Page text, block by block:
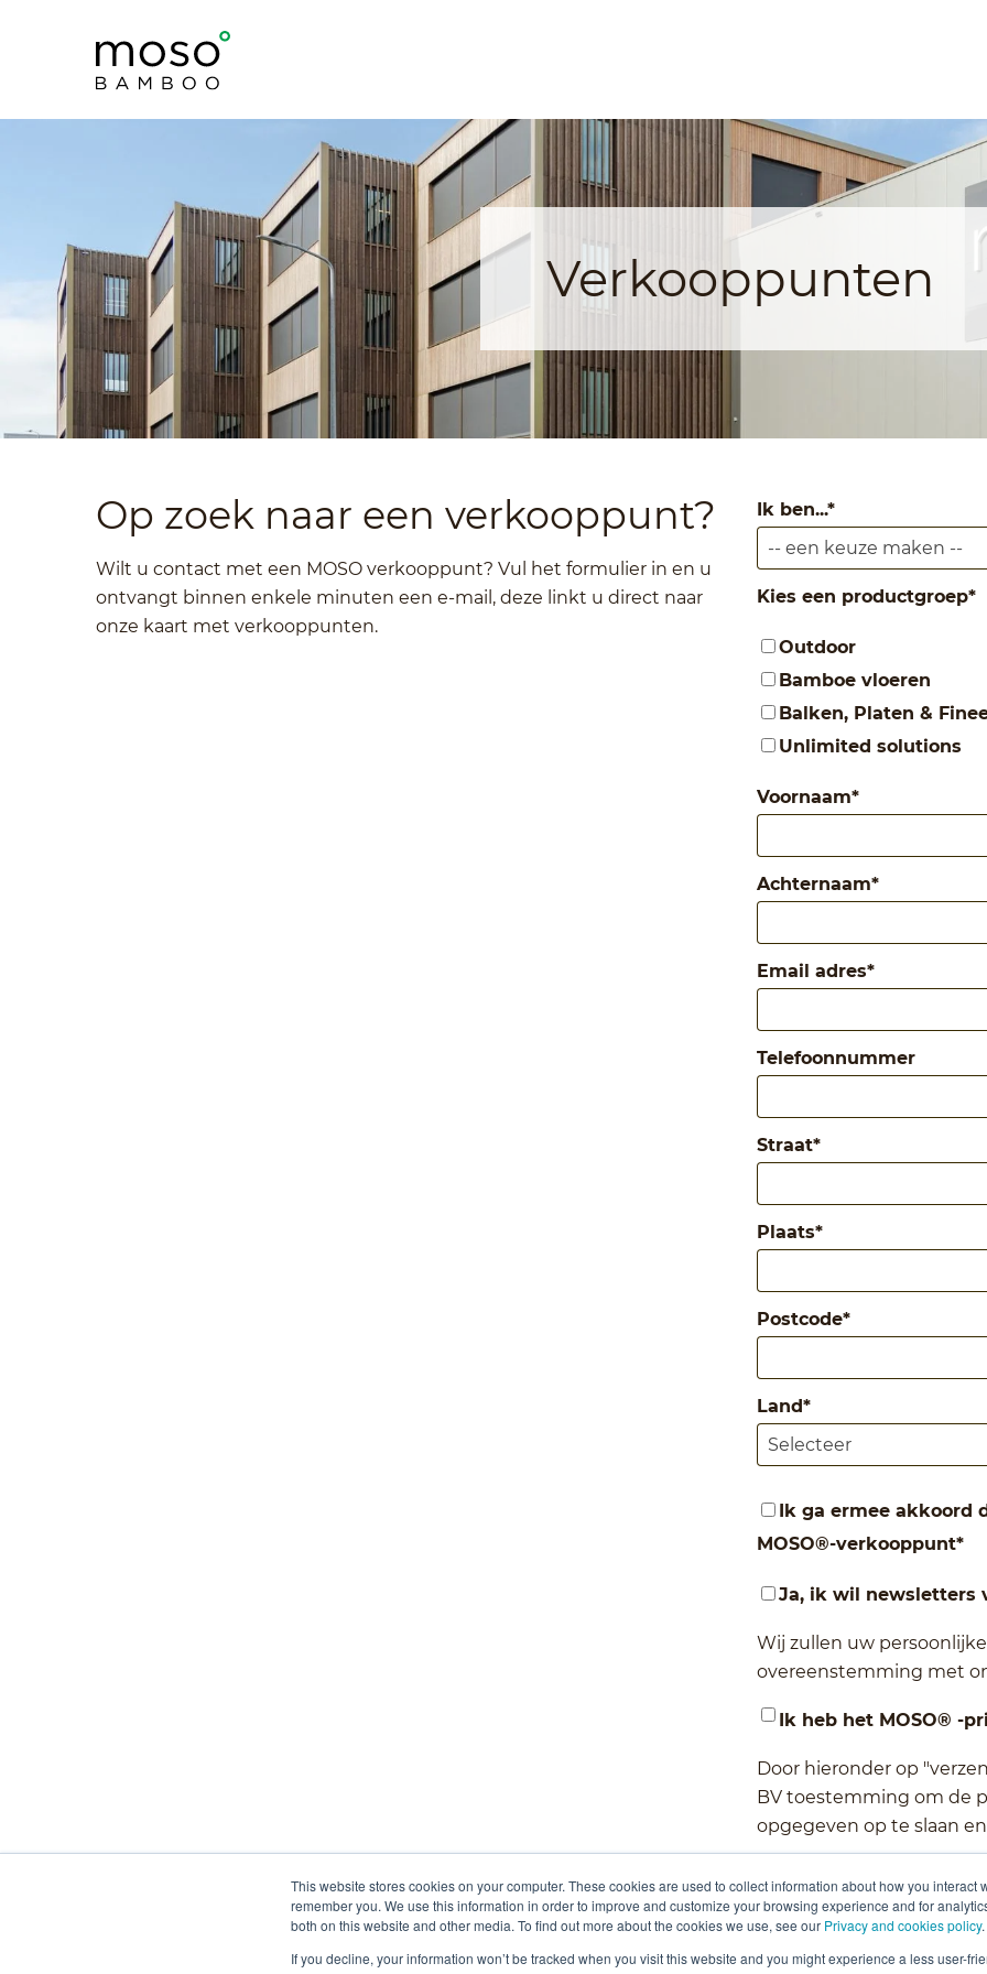
This website stores cookies on your computer. These cookies are used to collect information about how you interact
remember you. We use this information in order to improve and customize your browsing experience and for
both on this website and other media. To find out more about the cookies we use, see our Privacy and cookies policy.
If you decline, your information won’t be tracked when you visit this website and you might experience a less user-
Verkooppunten
Op zoek naar een verkooppunt?
Wilt u contact met een MOSO verkooppunt? Vul het formulier in en u
ontvangt binnen enkele minuten een e-mail, deze linkt u direct naar
onze kaart met verkooppunten.
Ik ben...*
Kies een productgroep*
Outdoor
Bamboe vloeren
Balken, Platen &
Unlimited solutions
Voornaam*
Achternaam*
Email adres*
Telefoonnummer
Straat*
Plaats*
Postcode*
Land*
Ik ga ermee
MOSO®-verkooppunt*
Ja, ik wil newsletters
Wij zullen uw
overeenstemming met
Ik heb het MOSO® -
Door hieronder op
BV toestemming om de
opgegeven op te slaan